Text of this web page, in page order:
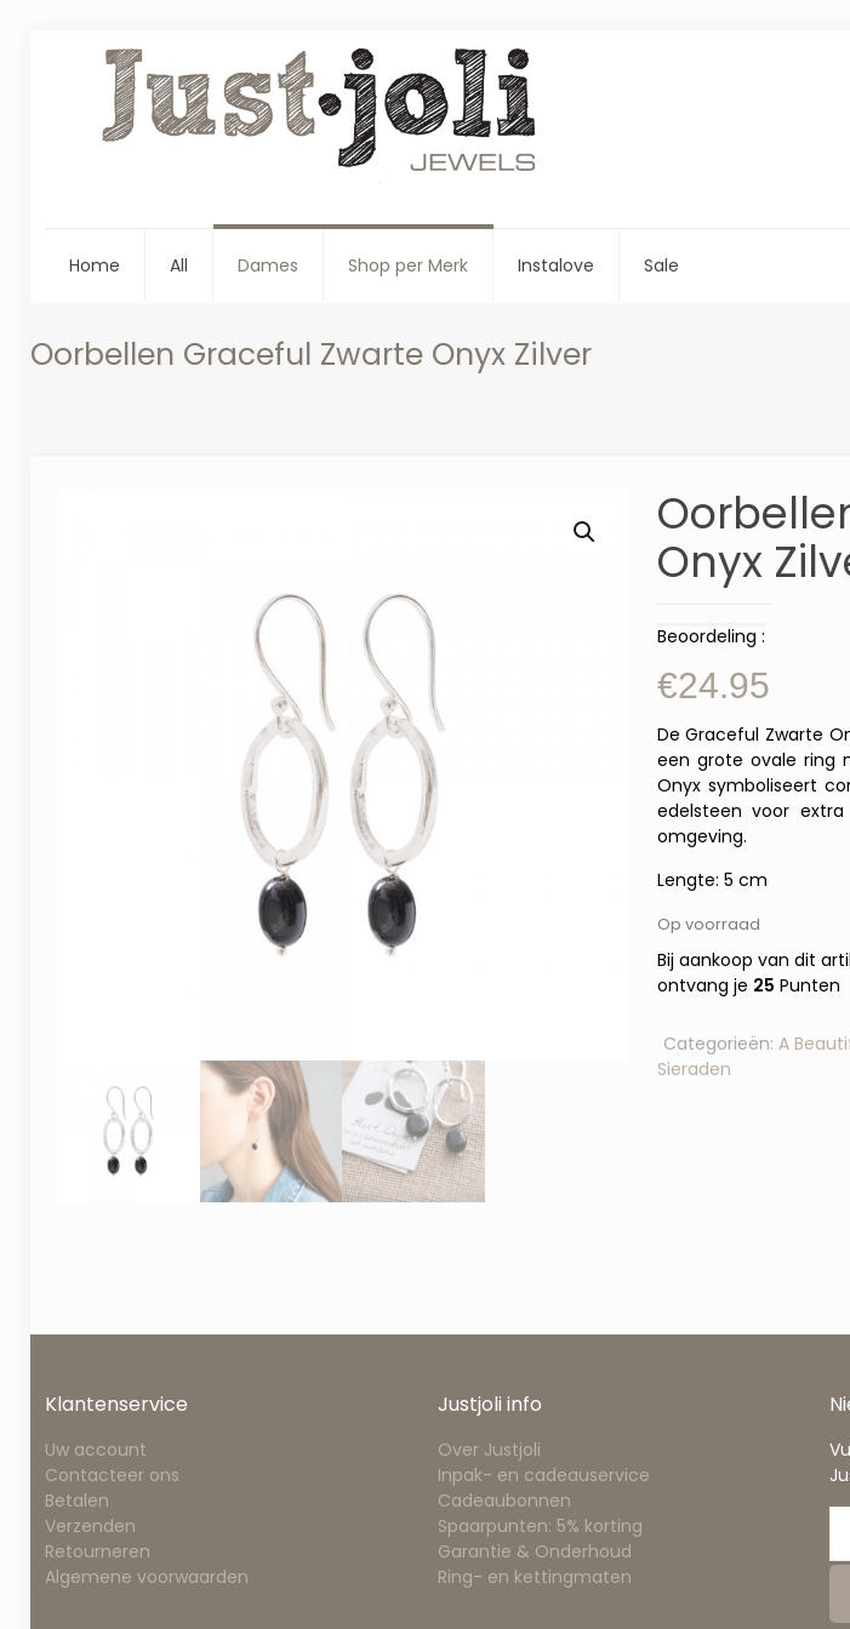
Home All Dames Shop per Merk Instalove Sale
Oorbellen Graceful Zwarte Onyx Zilver
Onyx
Beoordeling :
€24.95
De Graceful Zwarte
een grote ovale ring
Onyx symboliseert
edelsteen voor
omgeving.
Lengte: 5 cm
Op voorraad
Bij aankoop van dit
ontvang je 25 Punten
Categorieën: A
Sieraden
Klantenservice
Uw account
Contacteer ons
Betalen
Verzenden
Retourneren
Algemene voorwaarden
Justjoli info
Over Justjoli
Inpak- en cadeauservice
Cadeaubonnen
Spaarpunten: 5% korting
Garantie & Onderhoud
Ring- en kettingmaten